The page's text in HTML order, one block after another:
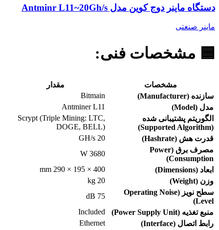
دستگاه ماینر دوج کوین مدل Antminr L11~20Gh/s
ماینر صنعتی
🟦 مشخصات فنی:
مشخصات
مقدار
سازنده (Manufacturer)
Bitmain
مدل (Model)
Antminer L11
الگوریتم پشتیبانی شده
(Supported Algorithm)
Scrypt (Triple Mining: LTC,
DOGE, BELL)
قدرت هش (Hashrate)
20 GH/s
مصرف برق (Power
Consumption)
3680 W
ابعاد (Dimensions)
400 × 195 × 290 mm
وزن (Weight)
20 kg
سطح نویز (Operating Noise
Level)
75 dB
منبع تغذیه (Power Supply Unit)
Included
رابط اتصال (Interface)
Ethernet